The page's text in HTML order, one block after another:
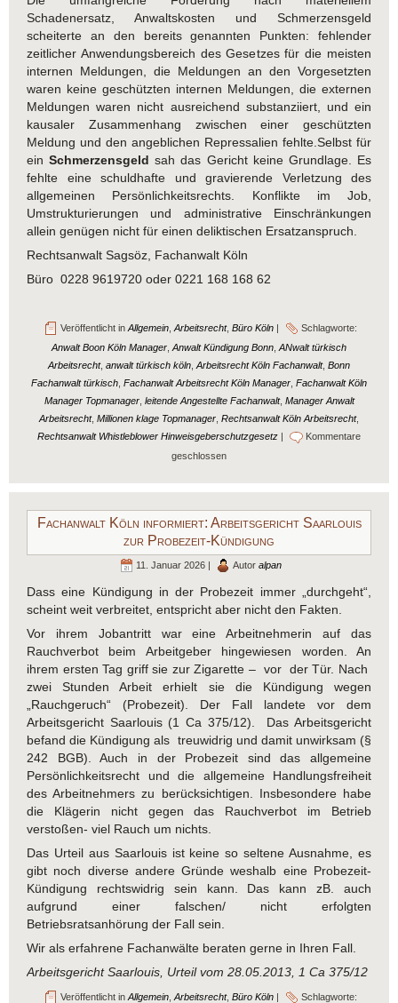
Schadenersatz, Anwaltskosten und Schmerzensgeld
scheiterte an den bereits genannten Punkten: fehlender
zeitlicher Anwendungsbereich des Gesetzes für die meisten
internen Meldungen, die Meldungen an den Vorgesetzten
waren keine geschützten internen Meldungen, die externen
Meldungen waren nicht ausreichend substanziiert, und ein
kausaler Zusammenhang zwischen einer geschützten
Meldung und den angeblichen Repressalien fehlte.Selbst für
einSchmerzensgeld sah das Gericht keine Grundlage. Es
fehlte eine schuldhafte und gravierende Verletzung des
allgemeinen Persönlichkeitsrechts. Konflikte im Job,
Umstrukturierungen und administrative Einschränkungen
allein genügen nicht für einen deliktischen Ersatzanspruch.
Rechtsanwalt Sagsöz, Fachanwalt Köln
Büro 0228 9619720 oder 0221 168 168 62
Veröffentlicht in Allgemein Arbeitsrecht, Büro Köln |
Schlagworte:
Anwalt Boon Köln Manager Anwalt Kündigung Bonn ANwalt türkisch
Arbeitsrecht, anwalt türkisch köln Arbeitsrecht Köln Fachanwalt, Bonn
Fachanwalt türkisch Fachanwalt Arbeitsrecht Köln Manager Fachanwalt Köln
Manager Topmanager, leitende Angestellte Fachanwalt, Manager Anwalt
Arbeitsrecht, Millionen klage Topmanager Rechtsanwalt Köln Arbeitsrecht,
Rechtsanwalt Whistleblower Hinweisgeberschutzgesetz |
Kommentare
geschlossen
Fachanwalt Köln informiert: Arbeitsgericht Saarlouis
zur Probezeit-Kündigung
11. Januar 2026 | Autor alpan
Dass eine Kündigung in der Probezeit immer „durchgeht“,
scheint weit verbreitet, entspricht aber nicht den Fakten.
Vor ihrem Jobantritt war eine Arbeitnehmerin auf das
Rauchverbot beim Arbeitgeber hingewiesen worden. An
ihrem ersten Tag griff sie zur Zigarette – vor der Tür. Nach
zwei Stunden Arbeit erhielt sie die Kündigung wegen
„Rauchgeruch“ (Probezeit). Der Fall landete vor dem
Arbeitsgericht Saarlouis (1 Ca 375/12). Das Arbeitsgericht
befand die Kündigung als treuwidrig und damit unwirksam (§
242 BGB). Auch in der Probezeit sind das allgemeine
Persönlichkeitsrecht und die allgemeine Handlungsfreiheit
des Arbeitnehmers zu berücksichtigen. Insbesondere habe
die Klägerin nicht gegen das Rauchverbot im Betrieb
verstoßen- viel Rauch um nichts.
Das Urteil aus Saarlouis ist keine so seltene Ausnahme, es
gibt noch diverse andere Gründe weshalb eine Probezeit-
Kündigung rechtswidrig sein kann. Das kann zB. auch
aufgrund einer falschen/ nicht erfolgten
Betriebsratsanhörung der Fall sein.
Wir als erfahrene Fachanwälte beraten gerne in Ihren Fall.
Arbeitsgericht Saarlouis, Urteil vom 28.05.2013, 1 Ca 375/12
Veröffentlicht in Allgemein Arbeitsrecht, Büro Köln |
Schlagworte: